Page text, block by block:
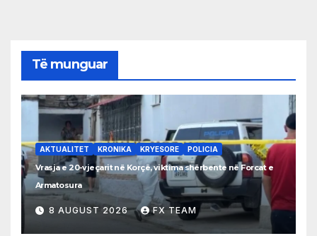
Të munguar
AKTUALITET KRONIKA KRYESORE POLICIA
Vrasja e 20-vjeçarit në Korçë, viktima shërbente në Forcat e
Armatosura
8 AUGUST 2026 FX TEAM